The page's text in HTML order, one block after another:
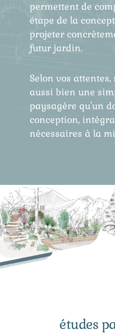
permettent de
étape de la
projeter
futur jardin.
Selon vos
aussi bien une
paysagère qu'un
conception,
nécessaires à la
études